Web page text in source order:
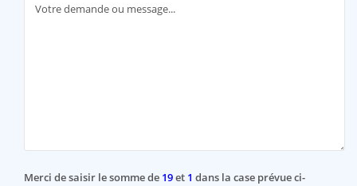
Merci de saisir le somme de 19et 1 dans la case prévue ci-